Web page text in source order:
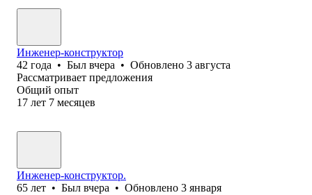
Инженер-конструктор
42 года • Был вчера • Обновлено 3 августа
Рассматривает предложения
Общий опыт
17 лет 7 месяцев
Инженер-конструктор.
65 лет • Был вчера • Обновлено 3 января